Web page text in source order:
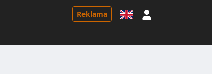
Reklama